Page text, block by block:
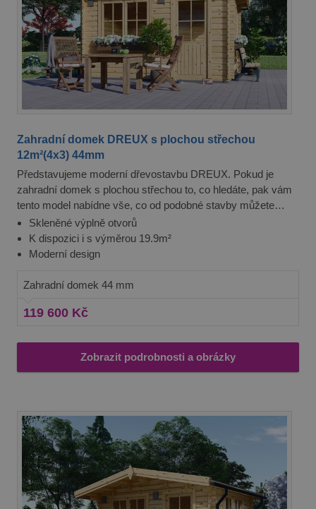
Zahradní domek DREUX s plochou střechou
12m²(4x3) 44mm
Představujeme moderní dřevostavbu DREUX. Pokud je
zahradní domek s plochou střechou to, co hledáte, pak vám
tento model nabídne vše, co od podobné stavby můžete
očekávat. Skvěle poslouží jako dětský zahradní domek,
sklad na nářadí, dílna nebo dřevěná chatka pro letní
odpočinek.
Skleněné výplně otvorů
K dispozici i s výměrou 19.9m²
Moderní design
Zahradní domek 44 mm
119 600 Kč
Zobrazit podrobnosti a obrázky